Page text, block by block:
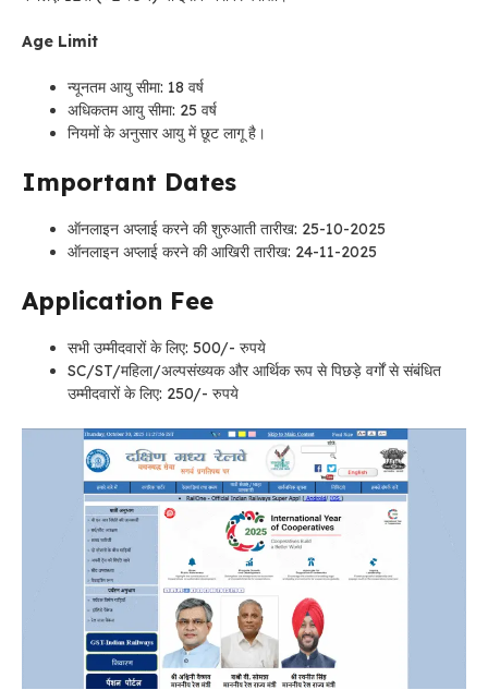
Age Limit
न्यूनतम आयु सीमा: 18 वर्ष
अधिकतम आयु सीमा: 25 वर्ष
नियमों के अनुसार आयु में छूट लागू है।
Important Dates
ऑनलाइन अप्लाई करने की शुरुआती तारीख: 25-10-2025
ऑनलाइन अप्लाई करने की आखिरी तारीख: 24-11-2025
Application Fee
सभी उम्मीदवारों के लिए: 500/- रुपये
SC/ST/महिला/अल्पसंख्यक और आर्थिक रूप से पिछड़े वर्गों से संबंधित
उम्मीदवारों के लिए: 250/- रुपये